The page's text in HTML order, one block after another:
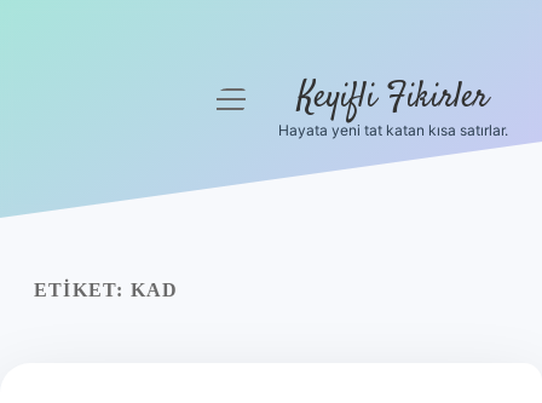
Yasal Uyarı
menüyü
Keyifli Fikirler
Hayata yeni tat katan kısa satırlar.
ETIKET: KAD